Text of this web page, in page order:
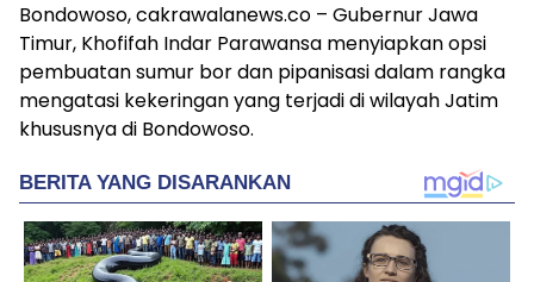
Bondowoso, cakrawalanews.co – Gubernur Jawa
Timur, Khofifah Indar Parawansa menyiapkan opsi
pembuatan sumur bor dan pipanisasi dalam rangka
mengatasi kekeringan yang terjadi di wilayah Jatim
khususnya di Bondowoso.